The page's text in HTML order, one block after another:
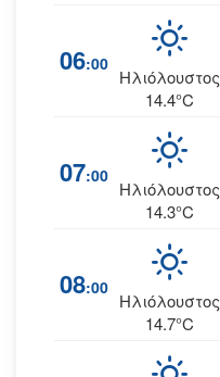
06:00
Ηλιόλουστος
14.4°C
07:00
Ηλιόλουστος
14.3°C
08:00
Ηλιόλουστος
14.7°C